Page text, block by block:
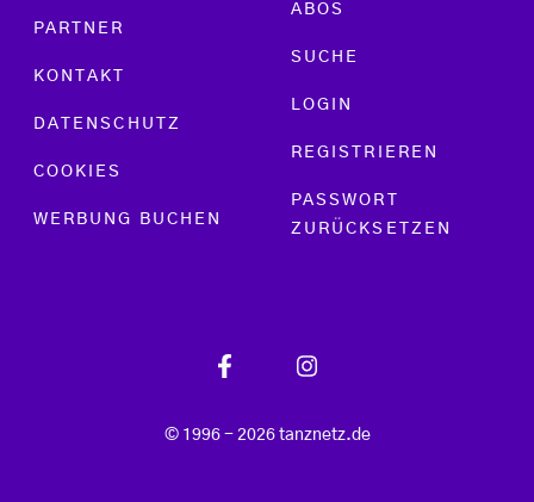
PARTNER
KONTAKT
DATENSCHUTZ
COOKIES
WERBUNG BUCHEN
ABOS
SUCHE
LOGIN
REGISTRIEREN
PASSWORT
ZURÜCKSETZEN
© 1996 - 2026 tanznetz.de